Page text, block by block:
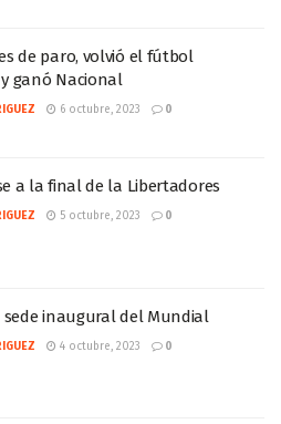
de paro, volvió el fútbol
ganó Nacional
6 octubre, 2023 0
a la final de la Libertadores
5 octubre, 2023 0
sede inaugural del Mundial
4 octubre, 2023 0